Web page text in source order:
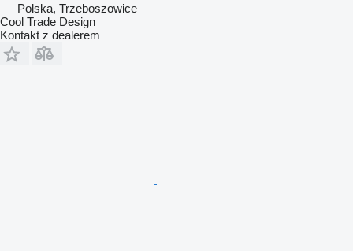
Polska, Trzeboszowice
Cool Trade Design
Kontakt z dealerem